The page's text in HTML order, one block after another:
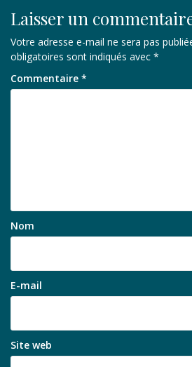
Laisser un
Votre adresse e-mail ne sera pas
obligatoires sont indiqués avec *
Commentaire *
Nom
E-mail
Site web